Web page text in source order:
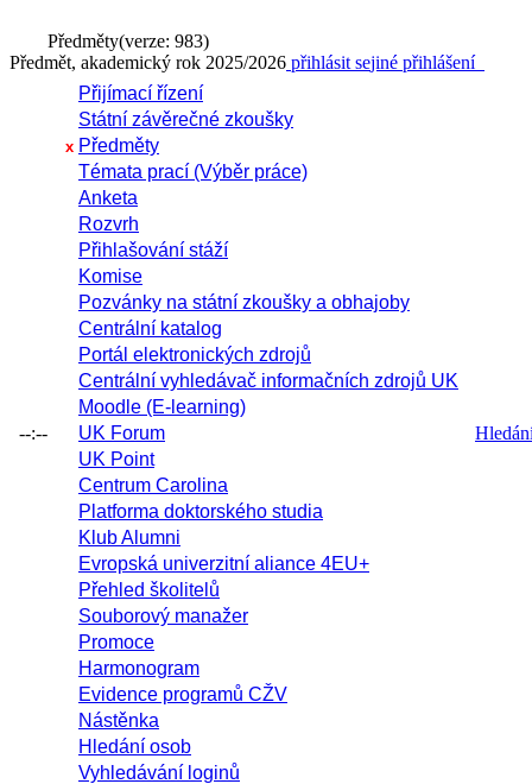
Předměty(verze: 983)
Předmět, akademický rok 2025/2026 přihlásit sejiné přihlášení
--:--
Přijímací řízení
Státní závěrečné zkoušky
x Předměty
Témata prací (Výběr práce)
Anketa
Rozvrh
Přihlašování stáží
Komise
Pozvánky na státní zkoušky a obhajoby
Centrální katalog
Portál elektronických zdrojů
Centrální vyhledávač informačních zdrojů UK
Moodle (E-learning)
UK Forum
UK Point
Centrum Carolina
Platforma doktorského studia
Klub Alumni
Evropská univerzitní aliance 4EU+
Přehled školitelů
Souborový manažer
Promoce
Harmonogram
Evidence programů CŽV
Nástěnka
Hledání osob
Vyhledávání loginů